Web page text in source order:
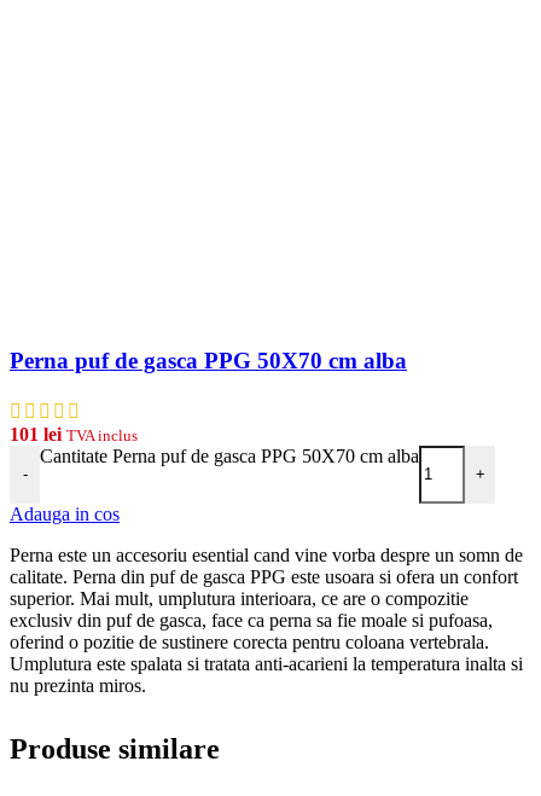
Perna puf de gasca PPG 50X70 cm alba
101 lei TVA inclus
-
Cantitate Perna puf de gasca PPG 50X70 cm alba
+
Adauga in cos
Perna este un accesoriu esential cand vine vorba despre un somn de
calitate. Perna din puf de gasca PPG este usoara si ofera un confort
superior. Mai mult, umplutura interioara, ce are o compozitie
exclusiv din puf de gasca, face ca perna sa fie moale si pufoasa,
oferind o pozitie de sustinere corecta pentru coloana vertebrala.
Umplutura este spalata si tratata anti-acarieni la temperatura inalta si
nu prezinta miros.
Produse similare